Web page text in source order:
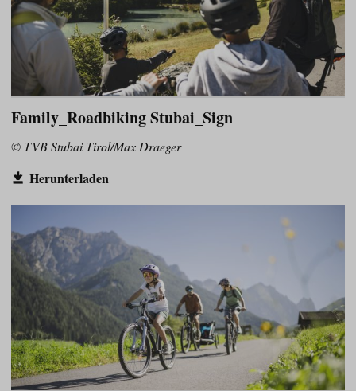
Family_Roadbiking Stubai_Sign
© TVB Stubai Tirol/Max Draeger
Herunterladen